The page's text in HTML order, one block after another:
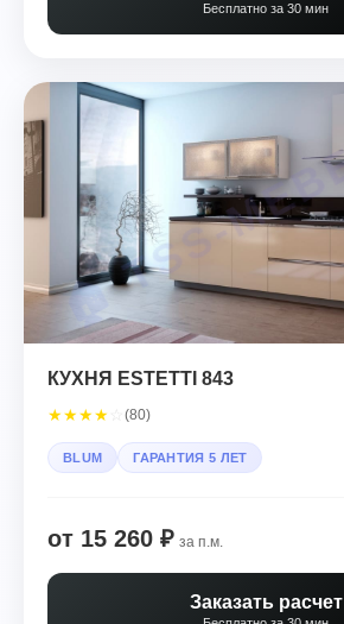
Бесплатно за 30 мин
КУХНЯ ESTETTI 843
★★★★ (80)
BLUM ГАРАНТИЯ 5 ЛЕТ
от 15 260 ₽ за п.м.
Заказать расчет